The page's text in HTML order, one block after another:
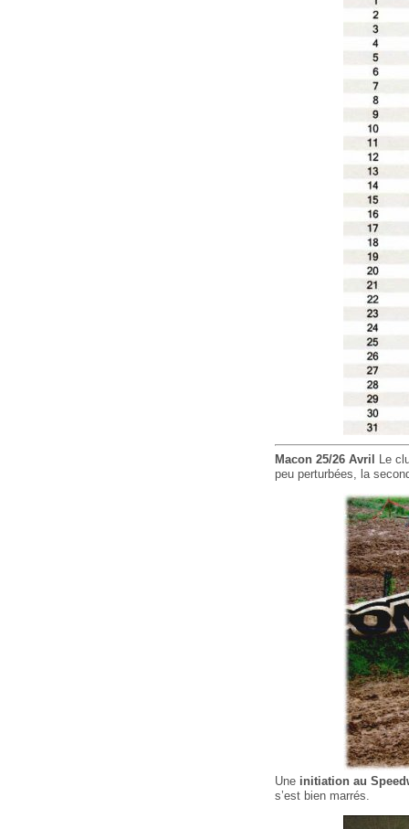
Macon 25/26 Avril Le
peu perturbées, la
Une initiation au
s’est bien marrés.